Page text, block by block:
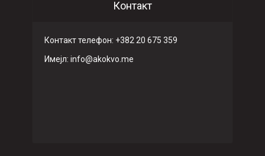
Контакт
Контакт телефон: +382 20 675 359
Имeјл: info@akokvo.me